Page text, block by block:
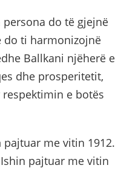
persona do të gjejnë
do ti harmonizojnë
Ballkani njëherë e
dhe prosperitetit,
e botës
me vitin 1912.
pajtuar me vitin